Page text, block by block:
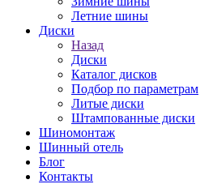
Летние шины
Диски
Назад
Диски
Каталог дисков
Подбор по параметрам
Литые диски
Штампованные диски
Шиномонтаж
Шинный отель
Блог
Контакты